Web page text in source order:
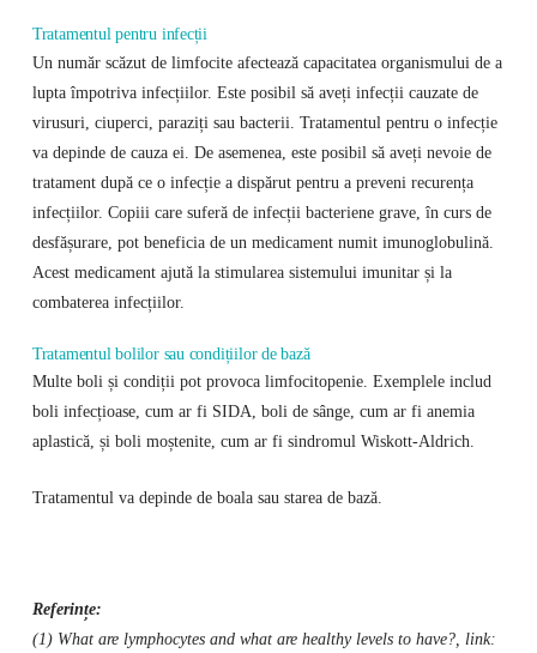
Tratamentul pentru infecții
Un număr scăzut de limfocite afectează capacitatea organismului de a
lupta împotriva infecțiilor. Este posibil să aveți infecții cauzate de
virusuri, ciuperci, paraziți sau bacterii. Tratamentul pentru o infecție
va depinde de cauza ei. De asemenea, este posibil să aveți nevoie de
tratament după ce o infecție a dispărut pentru a preveni recurența
infecțiilor. Copiii care suferă de infecții bacteriene grave, în curs de
desfășurare, pot beneficia de un medicament numit imunoglobulină.
Acest medicament ajută la stimularea sistemului imunitar și la
combaterea infecțiilor.
Tratamentul bolilor sau condițiilor de bază
Multe boli și condiții pot provoca limfocitopenie. Exemplele includ
boli infecțioase, cum ar fi SIDA, boli de sânge, cum ar fi anemia
aplastică, și boli moștenite, cum ar fi sindromul Wiskott-Aldrich.
Tratamentul va depinde de boala sau starea de bază.
Referințe:
(1) What are lymphocytes and what are healthy levels to have?, link: